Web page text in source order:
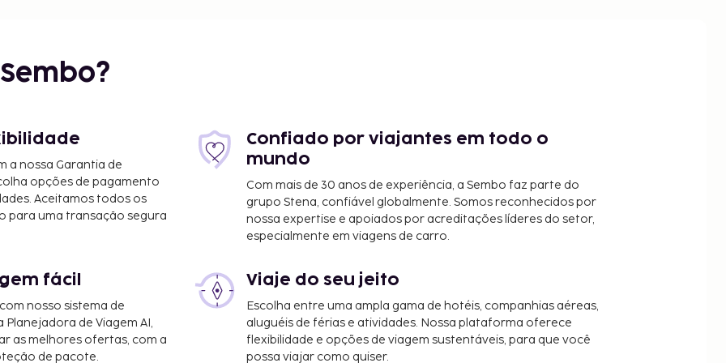
Aeroporto
um serviço de
grátis, servido
a nossa Garantia de
opções de pagamento
Aceitamos todos os
para uma transação segura
Confiado por viajantes em todo o
mundo
Com mais de 30 anos de experiência, a Sembo faz parte do
grupo Stena, confiável globalmente. Somos reconhecidos por
nossa expertise e apoiados por acreditações líderes do setor,
especialmente em viagens de carro.
fácil
nosso sistema de
Planejadora de Viagem AI,
as melhores ofertas, com a
de pacote.
Viaje do seu jeito
Escolha entre uma ampla gama de hotéis, companhias aéreas,
aluguéis de férias e atividades. Nossa plataforma oferece
flexibilidade e opções de viagem sustentáveis, para que você
possa viajar como quiser.